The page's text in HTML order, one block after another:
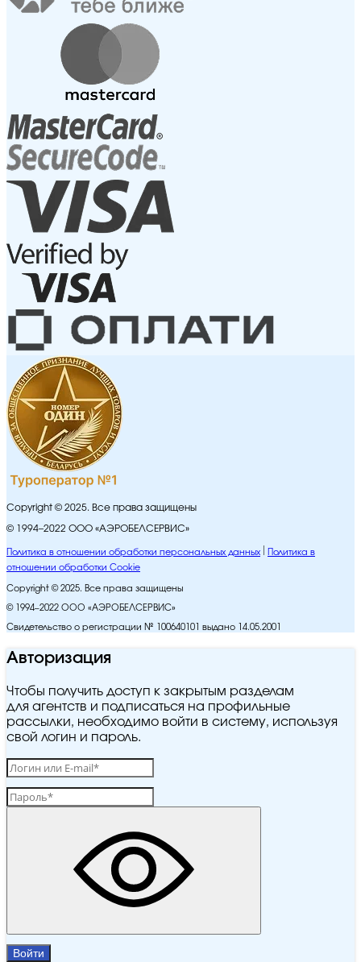
Copyright © 2025. Все права защищены
© 1994–2022 ООО «АЭРОБЕЛСЕРВИС»
Политика в отношении обработки персональных данных
Политика в
отношении обработки Cookie
Copyright © 2025. Все права защищены
© 1994–2022 ООО «АЭРОБЕЛСЕРВИС»
Свидетельство о регистрации № 100640101 выдано 14.05.2001
Авторизация
Чтобы получить доступ к закрытым разделам
для агентств и подписаться на профильные
рассылки, необходимо войти в систему, используя
свой логин и пароль.
Войти